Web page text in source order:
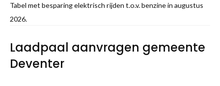
Tabel met besparing elektrisch rijden t.o.v. benzine in augustus
2026.
Laadpaal aanvragen gemeente
Deventer